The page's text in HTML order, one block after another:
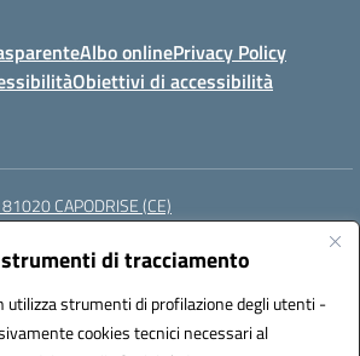
di tracciamento
utilizza strumenti di profilazione degli utenti -
cookies tecnici necessari al
Albo onlinePrivacy Policy
Obiettivi di accessibilità
CAPODRISE (CE)
(PEC):CEIC83000V@pec.istruzione.it
CEIC83000V